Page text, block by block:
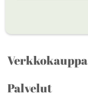
Verkkokauppa
Palvelut